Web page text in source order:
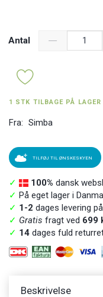
Antal
1 STK TILBAGE PÅ LAGER
Fra: Simba
TILFØJ TIL ØNSKESKYEN
✓ 100% dansk
✓ På eget lager i
✓ 1-2 dages levering
✓ Gratis fragt ved 699
✓ 14 dages fuld
Beskrivelse